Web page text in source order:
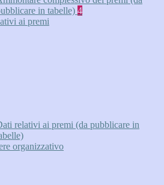
in tabelle) 4
ai premi
relativi ai premi (da pubblicare in
organizzativo